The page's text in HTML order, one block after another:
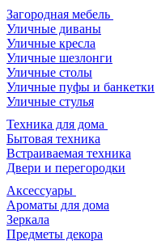
Загородная мебель
Уличные диваны
Уличные кресла
Уличные шезлонги
Уличные столы
Уличные пуфы и банкетки
Уличные стулья
Техника для дома
Бытовая техника
Встраиваемая техника
Двери и перегородки
Аксессуары
Ароматы для дома
Зеркала
Предметы декора